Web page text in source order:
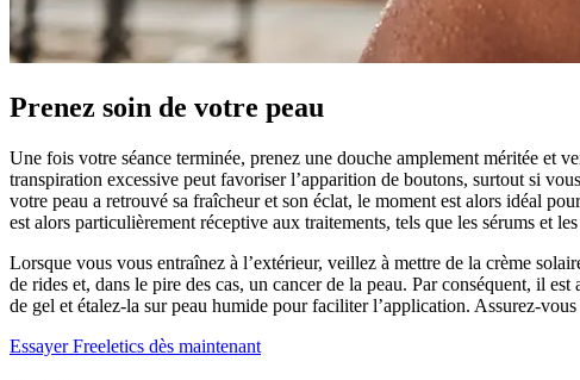
Prenez soin de votre peau
Une fois votre séance terminée, prenez une douche amplement méritée et
transpiration excessive peut favoriser l’apparition de boutons, surtout si
votre peau a retrouvé sa fraîcheur et son éclat, le moment est alors idéal
est alors particulièrement réceptive aux traitements, tels que les sérums et
Lorsque vous vous entraînez à l’extérieur, veillez à mettre de la crème
de rides et, dans le pire des cas, un cancer de la peau. Par conséquent, il
de gel et étalez-la sur peau humide pour faciliter l’application. Assurez-
Essayer Freeletics dès maintenant